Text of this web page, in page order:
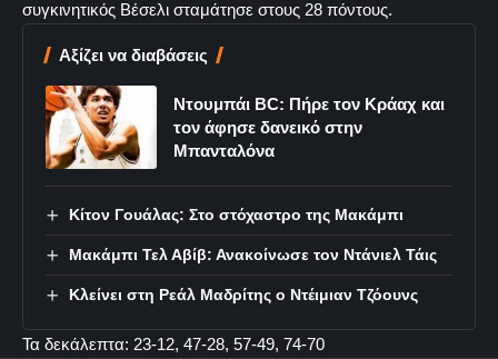
συγκινητικός Βέσελι σταμάτησε στους 28 πόντους.
Αξίζει να διαβάσεις
Ντουμπάι BC: Πήρε τον Κράαχ και
τον άφησε δανεικό στην
Μπανταλόνα
Κίτον Γουάλας: Στο στόχαστρο της Μακάμπι
Μακάμπι Τελ Αβίβ: Ανακοίνωσε τον Ντάνιελ Τάις
Κλείνει στη Ρεάλ Μαδρίτης ο Ντέιμιαν Τζόουνς
Τα δεκάλεπτα: 23-12, 47-28, 57-49, 74-70